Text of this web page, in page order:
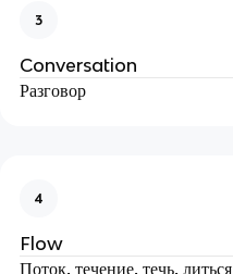
3
Conversation
Разговор
4
Flow
Поток, течение, течь, литься